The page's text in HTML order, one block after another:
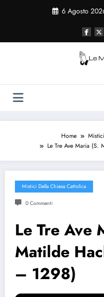
6 Agosto
LeIl sito
Home
Le Tre Ave Maria (S.
Mistici Della Chiesa Cattolica
0 Commenti
Le Tre Ave
Matilde
– 1298)